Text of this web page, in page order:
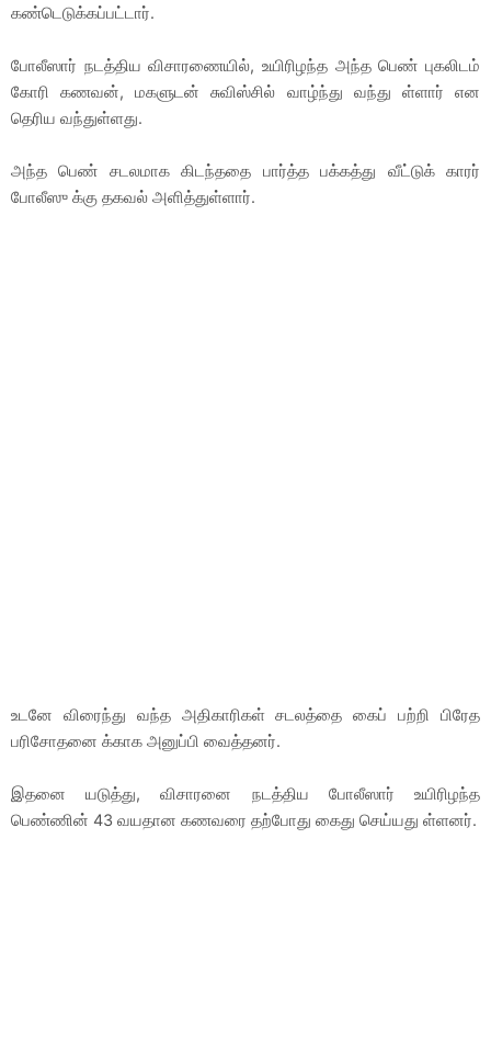
கண்டெடுக்கப்பட்டார்.
போலீஸார் நடத்திய விசாரணையில், உயிரிழந்த அந்த பெண் புகலிடம்
கோரி கணவன், மகளுடன் சுவிஸ்சில் வாழ்ந்து வந்து ள்ளார் என
தெரிய வந்துள்ளது.
அந்த பெண் சடலமாக கிடந்ததை பார்த்த பக்கத்து வீட்டுக் காரர்
போலீஸு க்கு தகவல் அளித்துள்ளார்.
உடனே விரைந்து வந்த அதிகாரிகள் சடலத்தை கைப் பற்றி பிரேத
பரிசோதனை க்காக அனுப்பி வைத்தனர்.
இதனை யடுத்து, விசாரனை நடத்திய போலீஸார் உயிரிழந்த
பெண்ணின் 43 வயதான கணவரை தற்போது கைது செய்யது ள்ளனர்.